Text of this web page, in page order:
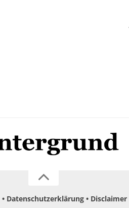
Datenschutzerklärung Disclaimer